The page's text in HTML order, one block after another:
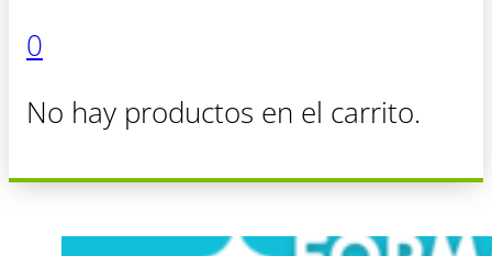
0
No hay productos en el carrito.